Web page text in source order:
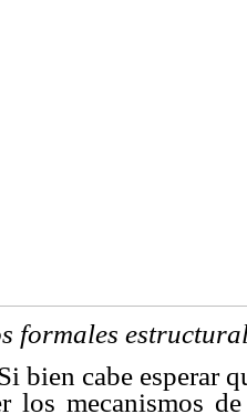
formales
bien cabe esperar
los mecanismos